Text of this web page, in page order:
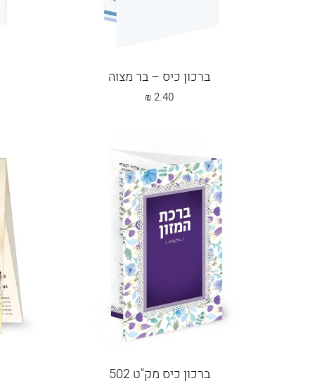
ברכון כיס – בר מצוה
2.40
₪
ברכון כיס מק"ט 502